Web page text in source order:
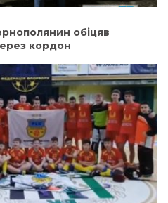
обіцяв
кордон